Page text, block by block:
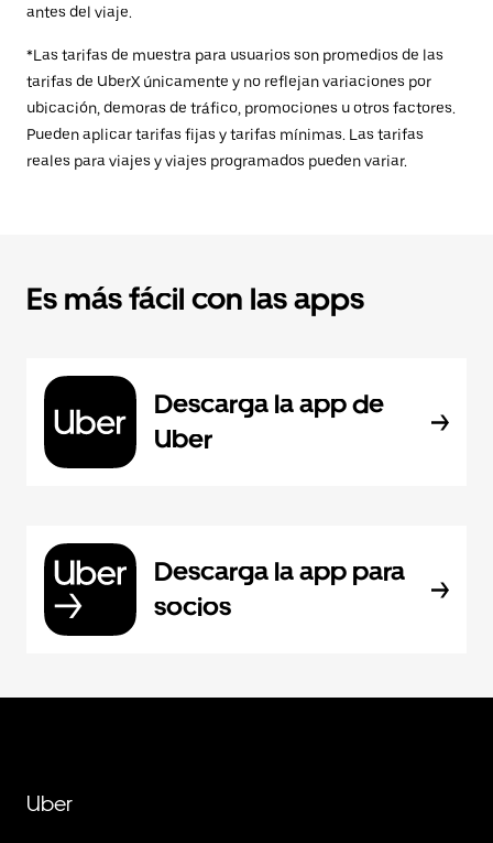
antes del viaje.
*Las tarifas de muestra para usuarios son promedios de las
tarifas de UberX únicamente y no reflejan variaciones por
ubicación, demoras de tráfico, promociones u otros factores.
Pueden aplicar tarifas fijas y tarifas mínimas. Las tarifas
reales para viajes y viajes programados pueden variar.
Es más fácil con las apps
Descarga la app de
Uber
Descarga la app para
socios
Uber